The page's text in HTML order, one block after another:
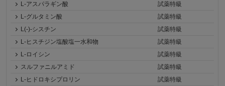
L-アスパラギン酸
試薬特級
L-グルタミン酸
試薬特級
L(-)-シスチン
試薬特級
L-ヒスチジン塩酸塩一水和物
試薬特級
L-ロイシン
試薬特級
スルファニルアミド
試薬特級
L-ヒドロキシプロリン
試薬特級